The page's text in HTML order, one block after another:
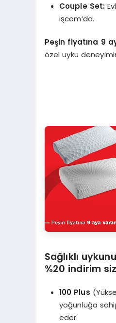
Couple Set:
işcom’da.
Peşin fiyatına 9
özel uyku
Sağlıklı
%20 indirim
100 Plus
yoğunluğa
eder.